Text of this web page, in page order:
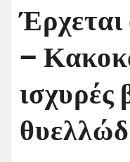
Έρχεται
–
ισχυρές